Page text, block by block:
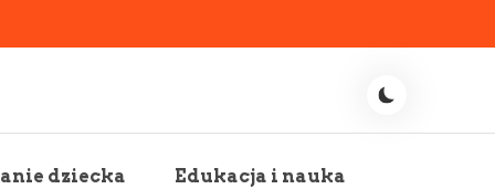
dziecka Edukacja i nauka